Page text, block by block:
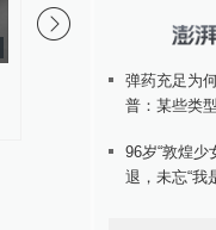
原总参军训部副部长
逝世，享年82岁
弹药充足为
普：某些类
96岁“敦煌少
退，未忘“我